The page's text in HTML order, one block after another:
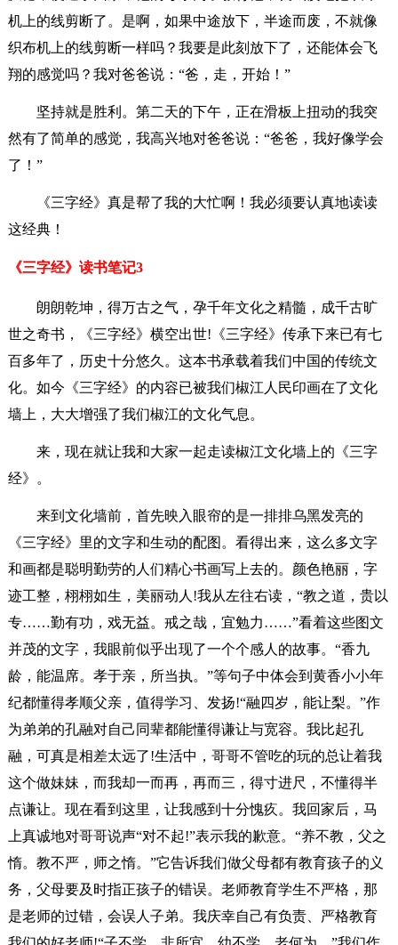
机上的线剪断了。是啊，如果中途放下，半途而废，不就像
织布机上的线剪断一样吗？我要是此刻放下了，还能体会飞
翔的感觉吗？我对爸爸说：“爸，走，开始！”
坚持就是胜利。第二天的下午，正在滑板上扭动的我突
然有了简单的感觉，我高兴地对爸爸说：“爸爸，我好像学会
了！”
《三字经》真是帮了我的大忙啊！我必须要认真地读读
这经典！
《三字经》读书笔记3
朗朗乾坤，得万古之气，孕千年文化之精髓，成千古旷
世之奇书，《三字经》横空出世!《三字经》传承下来已有七
百多年了，历史十分悠久。这本书承载着我们中国的传统文
化。如今《三字经》的内容已被我们椒江人民印画在了文化
墙上，大大增强了我们椒江的文化气息。
来，现在就让我和大家一起走读椒江文化墙上的《三字
经》。
来到文化墙前，首先映入眼帘的是一排排乌黑发亮的
《三字经》里的文字和生动的配图。看得出来，这么多文字
和画都是聪明勤劳的人们精心书画写上去的。颜色艳丽，字
迹工整，栩栩如生，美丽动人!我从左往右读，“教之道，贵以
专……勤有功，戏无益。戒之哉，宜勉力……”看着这些图文
并茂的文字，我眼前似乎出现了一个个感人的故事。“香九
龄，能温席。孝于亲，所当执。”等句子中体会到黄香小小年
纪都懂得孝顺父亲，值得学习、发扬!“融四岁，能让梨。”作
为弟弟的孔融对自己同辈都能懂得谦让与宽容。我比起孔
融，可真是相差太远了!生活中，哥哥不管吃的玩的总让着我
这个做妹妹，而我却一而再，再而三，得寸进尺，不懂得半
点谦让。现在看到这里，让我感到十分愧疚。我回家后，马
上真诚地对哥哥说声“对不起!”表示我的歉意。“养不教，父之
惰。教不严，师之惰。”它告诉我们做父母都有教育孩子的义
务，父母要及时指正孩子的错误。老师教育学生不严格，那
是老师的过错，会误人子弟。我庆幸自己有负责、严格教育